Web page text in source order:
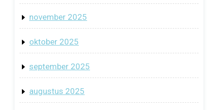
november 2025
oktober 2025
september 2025
augustus 2025